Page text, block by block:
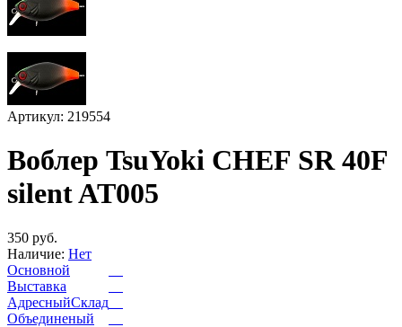
Артикул: 219554
Воблер TsuYoki CHEF SR 40F
silent AT005
350 руб.
Наличие: Нет
Основной
Выставка
АдресныйСклад
Объединеный